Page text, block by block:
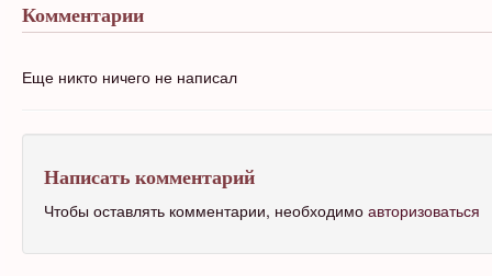
Комментарии
Еще никто ничего не написал
Написать комментарий
Чтобы оставлять комментарии, необходимо авторизоваться